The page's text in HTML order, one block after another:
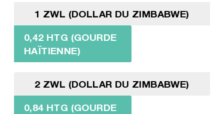
1 ZWL (DOLLAR DU ZIMBABWE)
0,42 HTG (GOURDE
HAÏTIENNE)
2 ZWL (DOLLAR DU ZIMBABWE)
0,84 HTG (GOURDE